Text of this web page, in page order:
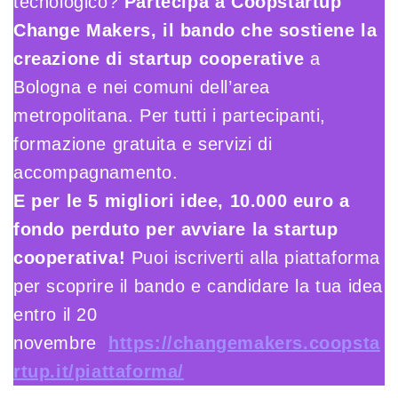
Change Makers, il bando che sostiene la
creazione di startup cooperative a
Bologna e nei comuni dell’area
metropolitana. Per tutti i partecipanti,
formazione gratuita e servizi di
accompagnamento.
E per le 5 migliori idee, 10.000 euro a
fondo perduto per avviare la startup
cooperativa! Puoi iscriverti alla piattaforma
per scoprire il bando e candidare la tua idea
entro il 20
novembre
https://changemakers.coopsta
rtup.it/piattaforma/